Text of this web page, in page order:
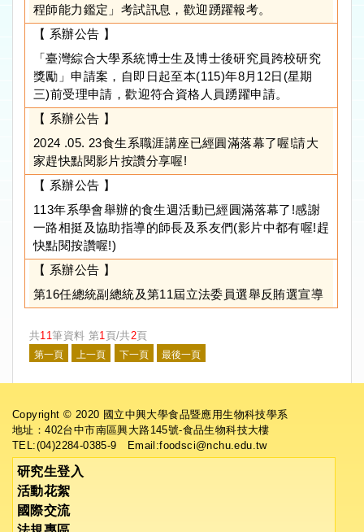
程師能力鑑定」考試訊息，歡迎踴躍報考。
【 系辦公告 】
「臺灣綜合大學系統博士生及博士後研究員跨校研究
獎勵」申請案，自即日起至本(115)年8月12日(星期
三)前受理申請，歡迎符合資格人員踴躍申請。
【 系辦公告 】
2024 .05. 23食生系職涯講座已經圓滿落幕了喔!請大
家趕快點閱影片按讚分享喔!
【 系辦公告 】
113年系學會舉辦的食生週活動已經圓滿落幕了!感謝
一路相挺及協助指導的師長及系友們(影片中都有喔!趕
快點閱按讚喔!)
【 系辦公告 】
第16任總統副總統及第11屆立法委員選舉反賄選宣導
共11筆資料 第1頁/共2頁
Copyright © 2020 國立中興大學食品暨應用生物科技學系
地址：402台中市南區興大路145號-食品生物科技大樓
TEL:(04)2284-0385-9 Email:foodsci@nchu.edu.tw
研究生登入
活動花絮
國際交流